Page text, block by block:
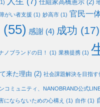
仕組家高橋憲示 (2)
がい者支援 (1) 妙高市 (1) 官民一
(55) 感謝 (4) 成功 (17)
ノブランドの日！ (1) 業務提携 (1)
来た理由 (2) 社会課題解決を目指
コミュニティ、NANOBRAND公式
にならないための心構え (1) 自作 (1)